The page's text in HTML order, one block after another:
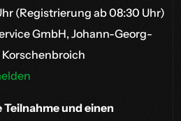
(Registrierung ab 08:30 Uhr)
GmbH, Johann-Georg-
Korschenbroich
und einen